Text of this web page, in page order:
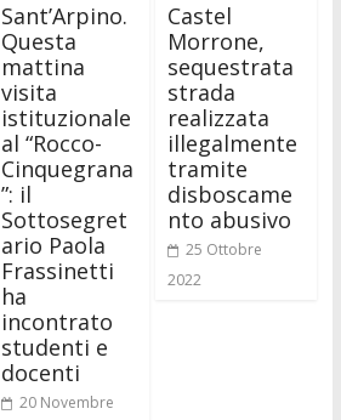
Sant’Arpino.
Questa
mattina
visita
istituzionale
al “Rocco-
Cinquegrana
”: il
Sottosegret
ario Paola
Frassinetti
ha
incontrato
studenti e
docenti
20 Novembre
Castel
Morrone,
sequestrata
strada
realizzata
illegalmente
tramite
disboscame
nto abusivo
25 Ottobre
2022